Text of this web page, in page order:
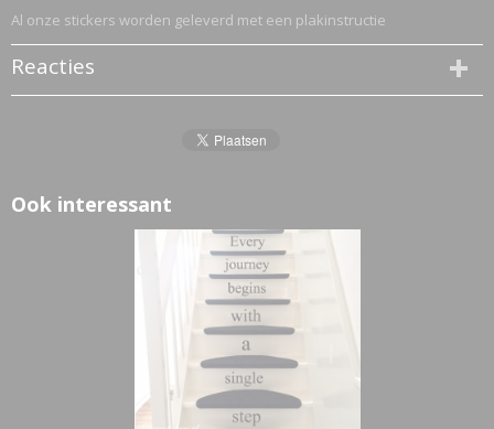
Al onze stickers worden geleverd met een plakinstructie
Reacties
Ook interessant